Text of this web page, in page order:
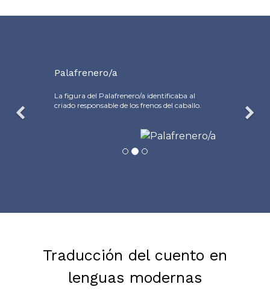
Palafrenero/a
La figura del Palafrenero/a identificaba al
criado responsable de los frenos del caballo.
Traducción del cuento en
lenguas modernas